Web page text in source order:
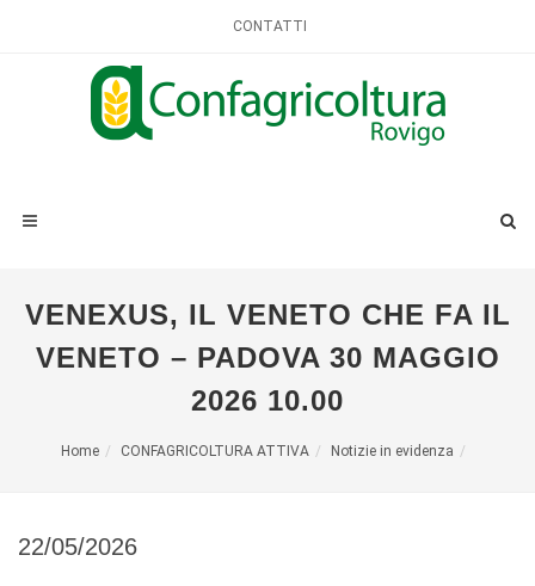
CONTATTI
VENEXUS, IL VENETO CHE FA IL
VENETO – PADOVA 30 MAGGIO
2026 10.00
Home CONFAGRICOLTURA ATTIVA Notizie in evidenza
22/05/2026